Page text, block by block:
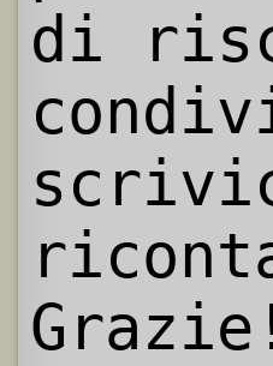
di